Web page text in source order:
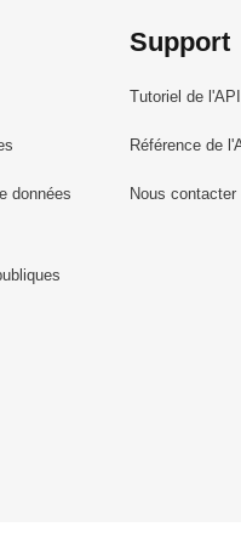
données
Support
Tutoriel de l'API
Référence de
Nous contacter